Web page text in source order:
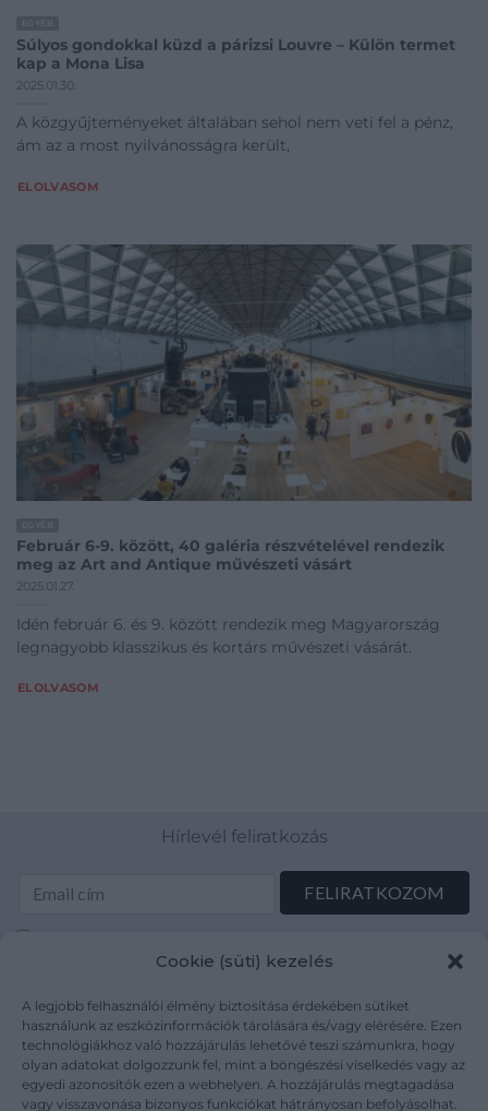
Cookie (süti) kezelés
A legjobb felhasználói élmény biztosítása érdekében sütiket
használunk az eszközinformációk tárolására és/vagy elérésére. Ezen
technológiákhoz való hozzájárulás lehetővé teszi számunkra, hogy
olyan adatokat dolgozzunk fel, mint a böngészési viselkedés vagy az
egyedi azonosítók ezen a webhelyen. A hozzájárulás megtagadása
vagy visszavonása bizonyos funkciókat hátrányosan befolyásolhat.
Súlyos gondokkal küzd a párizsi Louvre – Külön termet
kap a Mona Lisa
2025.01.30.
A közgyűjteményeket általában sehol nem veti fel a pénz,
ám az a most nyilvánosságra került,
ELOLVASOM
Február 6-9. között, 40 galéria részvételével rendezik
meg az Art and Antique művészeti vásárt
2025.01.27.
Idén február 6. és 9. között rendezik meg Magyarország
legnagyobb klasszikus és kortárs művészeti vásárát.
ELOLVASOM
Hírlevél feliratkozás
mutargy.com/adatkezelesi-tajekoztato/
Rólunk
Médiaajánlat
Karrier
Kapcsolat
Áraink
ÁSZF
Adatvédelem
Impresszum